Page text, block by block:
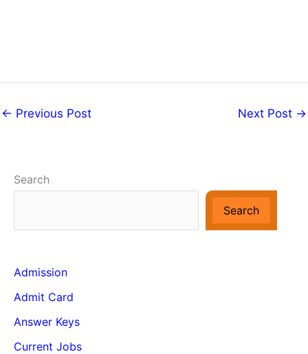
← Previous Post Next Post →
Search
Search
Admission
Admit Card
Answer Keys
Current Jobs